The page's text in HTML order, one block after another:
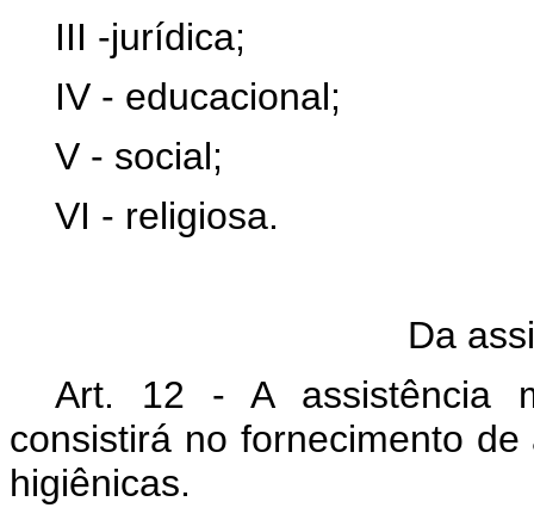
III -jurídica;
IV - educacional;
V - social;
VI - religiosa.
Da
Art. 12 - A assistência
consistirá no fornecimento
higiênicas.